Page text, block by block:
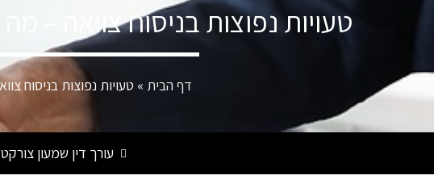
טעויות נפוצות בניסוח צוואה –
דף הבית » טעויות נפוצות בניסוח
עורך דין שמעון צור